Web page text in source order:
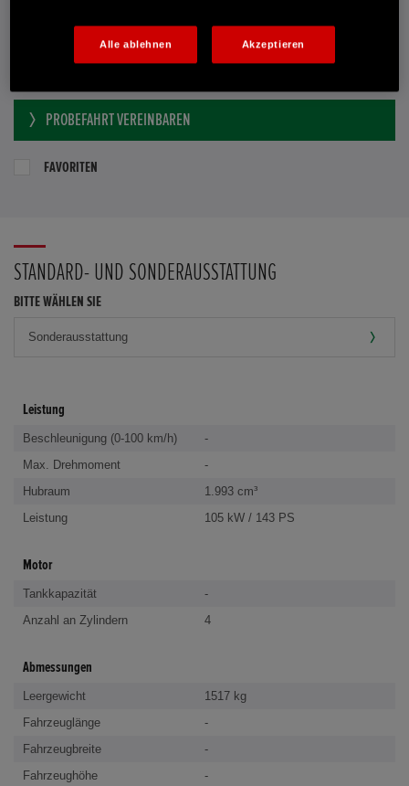
Händler kontaktieren
E-MAIL-ANFRAGE
PROBEFAHRT VEREINBAREN
FAVORITEN
STANDARD- UND SONDERAUSSTATTUNG
BITTE WÄHLEN SIE
Leistung
Beschleunigung (0-100 km/h)
-
Max. Drehmoment
-
Hubraum
1.993 cm³
Leistung
105 kW / 143 PS
Motor
Tankkapazität
-
Anzahl an Zylindern
4
Abmessungen
Leergewicht
1517 kg
Fahrzeuglänge
-
Fahrzeugbreite
-
Fahrzeughöhe
-
Alle ablehnen Akzeptieren